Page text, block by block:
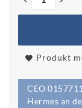
Produkt
CEO
Hermes an